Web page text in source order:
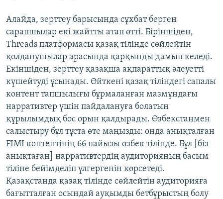
Алайда, зерттеу барысында сұхбат берген
сарапшылар екі жайтты атап өтті. Біріншіден,
Threads платформасы қазақ тілінде сөйлейтін
қолданушылар арасында қарқынды дамып келеді.
Екіншіден, зерттеу қазақша ақпараттық әлеуетті
күшейтуді ұсынады. Өйткені қазақ тіліндегі сапалы
контент тапшылығы бұрмаланған мазмұндағы
нарративтер үшін пайдалануға болатын
құрылымдық бос орын қалдырады. Өзбекстанмен
салыстыру бұл тұста өте маңызды: онда анықталған
FIMI контентінің 66 пайызы өзбек тілінде. Бұл [біз
анықтаған] нарративтердің аудиторияның басым
тіліне бейімделіп үлгергенін көрсетеді.
Қазақстанда қазақ тілінде сөйлейтін аудиторияға
бағытталған осындай ауқымды бетбұрыстың болу